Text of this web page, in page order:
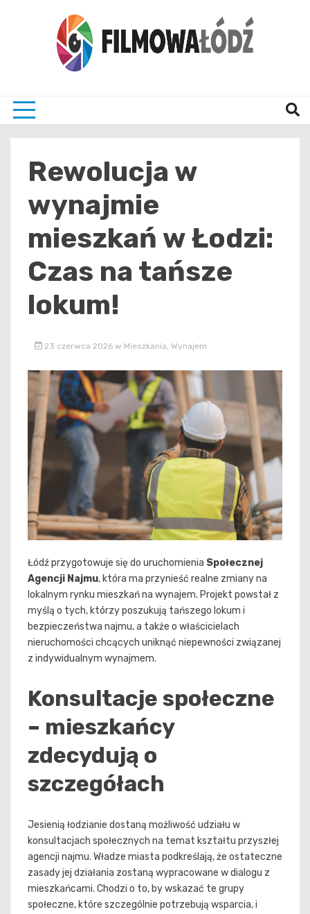
Rewolucja w
wynajmie
mieszkań w Łodzi:
Czas na tańsze
lokum!
23 czerwca 2026 w Mieszkania Wynajem
Łódź przygotowuje się do uruchomienia Społecznej
Agencji Najmu, która ma przynieść realne zmiany na
lokalnym rynku mieszkań na wynajem. Projekt powstał z
myślą o tych, którzy poszukują tańszego lokum i
bezpieczeństwa najmu, a także o właścicielach
nieruchomości chcących uniknąć niepewności związanej
z indywidualnym wynajmem.
Konsultacje społeczne
– mieszkańcy
zdecydują o
szczegółach
Jesienią łodzianie dostaną możliwość udziału w
konsultacjach społecznych na temat kształtu przyszłej
agencji najmu. Władze miasta podkreślają, że ostateczne
zasady jej działania zostaną wypracowane w dialogu z
mieszkańcami. Chodzi o to, by wskazać te grupy
społeczne, które szczególnie potrzebują wsparcia, i